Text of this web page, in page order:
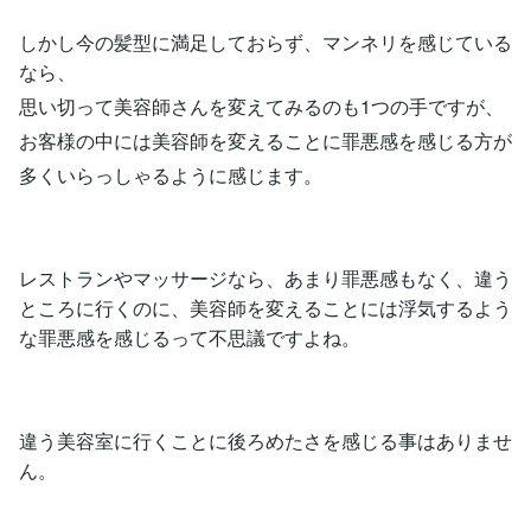
しかし今の髪型に満足しておらず、マンネリを感じている
なら、
思い切って美容師さんを変えてみるのも1つの手ですが、
お客様の中には美容師を変えることに罪悪感を感じる方が
多くいらっしゃるように感じます。
レストランやマッサージなら、あまり罪悪感もなく、違う
ところに行くのに、美容師を変えることには浮気するよう
な罪悪感を感じるって不思議ですよね。
違う美容室に行くことに後ろめたさを感じる事はありませ
ん。